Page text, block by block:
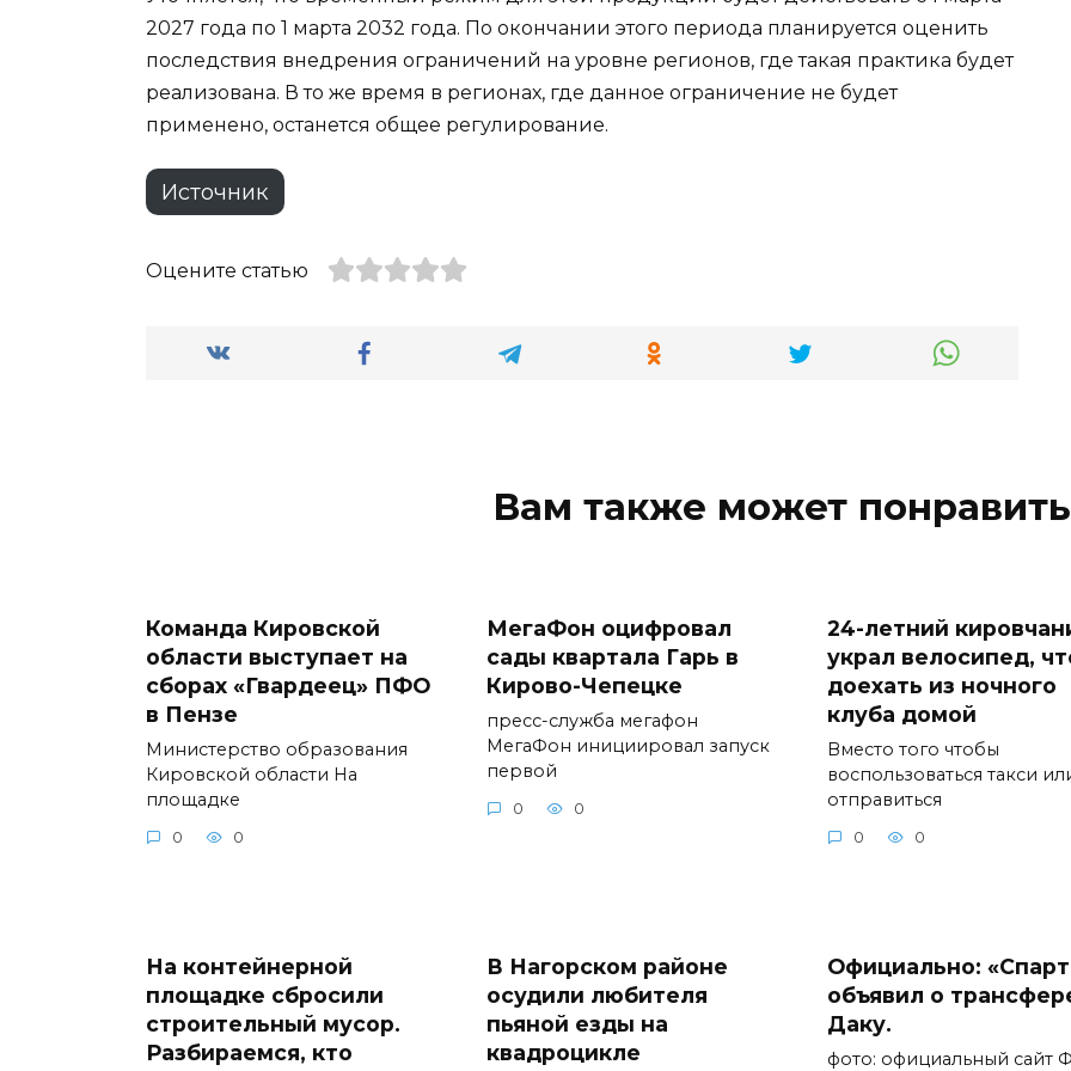
2027 года по 1 марта 2032 года. По окончании этого периода планируется оценить
последствия внедрения ограничений на уровне регионов, где такая практика будет
реализована. В то же время в регионах, где данное ограничение не будет
применено, останется общее регулирование.
Источник
Оцените статью
Вам также может
Команда Кировской
области выступает на
сборах «Гвардеец» ПФО
в Пензе
Министерство образования
Кировской области На
площадке
0 0
МегаФон оцифровал
сады квартала Гарь в
Кирово-Чепецке
пресс-служба мегафон
МегаФон инициировал запуск
первой
0 0
24-летний
украл велосипед,
доехать из ночного
клуба домой
Вместо того чтобы
воспользоваться такси
отправиться
0 0
На контейнерной
площадке сбросили
строительный мусор.
Разбираемся, кто
В Нагорском районе
осудили любителя
пьяной езды на
квадроцикле
Официально:
объявил о
Даку.
фото: официальный сайт